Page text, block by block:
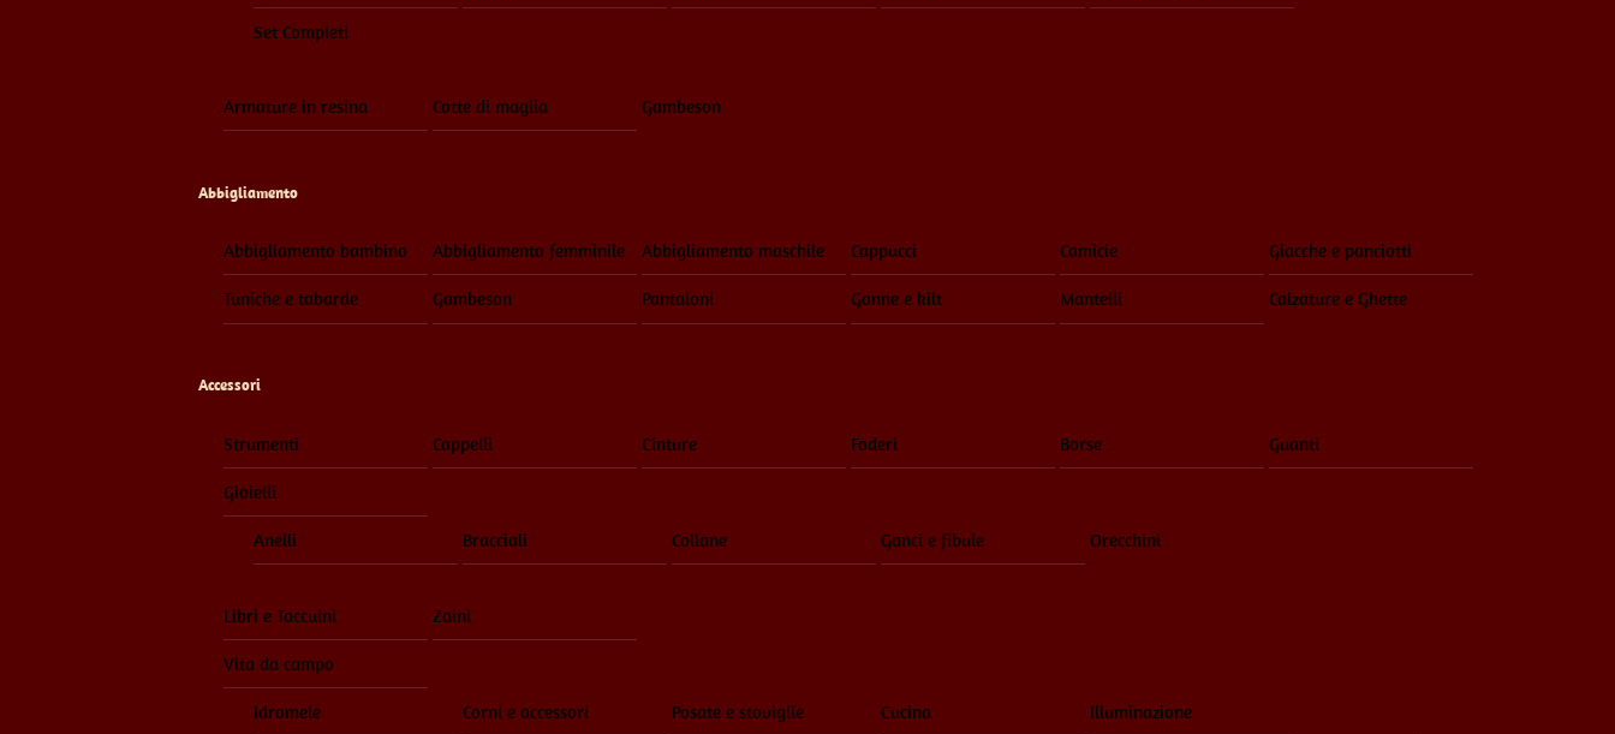
Set Completi
Armature in resina Cotte di maglia Gambeson
Abbigliamento
Abbigliamento bambino Abbigliamento femminile Abbigliamento maschile Cappucci Camicie Giacche e panciotti
Tuniche e tabarde Gambeson Pantaloni Gonne e kilt Mantelli Calzature e Ghette
Accessori
Strumenti Cappelli Cinture Foderi Borse Guanti
Gioielli
Anelli Bracciali Collane Ganci e fibule Orecchini
Libri e Taccuini Zaini
Vita da campo
Idromele Corni e accessori Posate e stoviglie Cucina Illuminazione